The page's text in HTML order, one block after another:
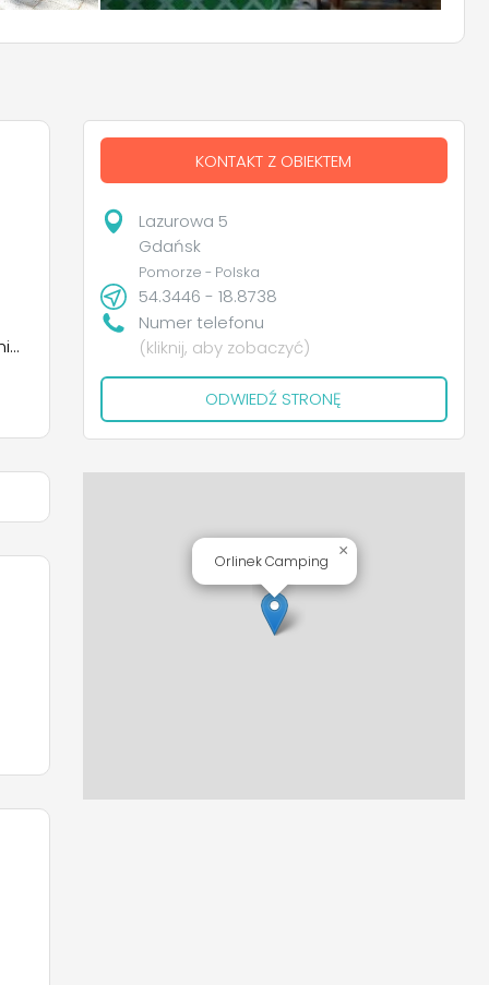
KONTAKT Z OBIEKTEM
Lazurowa 5
Gdańsk
Pomorze - Polska
54.3446 - 18.8738
Numer telefonu
(kliknij, aby zobaczyć)
ODWIEDŹ STRONĘ
Orlinek Camping
×